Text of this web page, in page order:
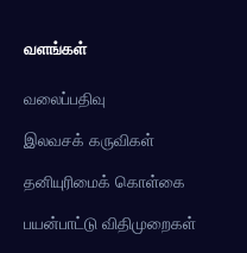
வளங்கள்
வலைப்பதிவு
இலவசக் கருவிகள்
தனியுரிமைக் கொள்கை
பயன்பாட்டு விதிமுறைகள்